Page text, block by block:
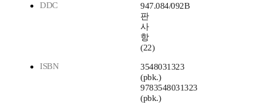
DDC
947.084/092B
판
사
항
(22)
ISBN
3548031323
(pbk.)
9783548031323
(pbk.)